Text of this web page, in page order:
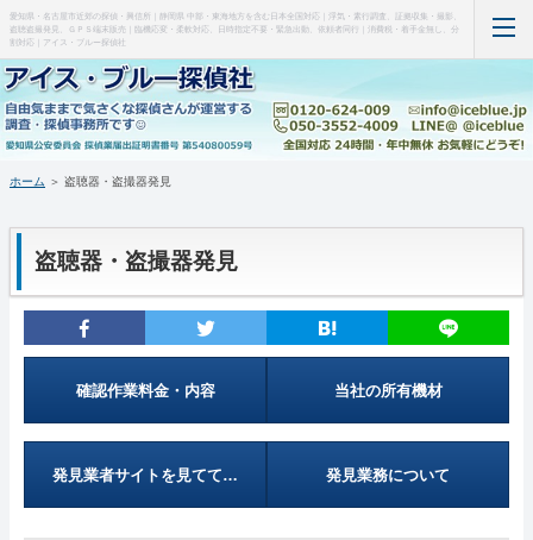
愛知県・名古屋市近郊の探偵・興信所｜静岡県 中部・東海地方を含む日本全国対応｜浮気・素行調査、証拠収集・撮影、
盗聴盗撮発見、ＧＰＳ端末販売｜臨機応変・柔軟対応、日時指定不要・緊急出動、依頼者同行｜消費税・着手金無し、分
割対応｜アイス・ブルー探偵社
ホーム
当事務所について（はじめに・事務所概要）
特徴など(違い・緊急出動・暗所カメラ)
盗聴器・盗撮器発見(料金・機材など)
ＧＰＳ端末の紹介・販売
お問い合わせ・調査の流れ
ホーム ＞ 盗聴器・盗撮器発見
盗聴器・盗撮器発見
確認作業料金・内容 当社の所有機材
発見業者サイトを見てて… 発見業務について